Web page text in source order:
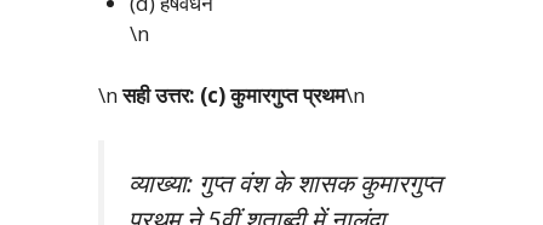
\n
\nसही उत्तर: (c) कुमारगुप्त प्रथम\n
व्याख्या: गुप्त वंश के शासक कुमारगुप्त